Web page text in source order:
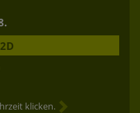
klicken.